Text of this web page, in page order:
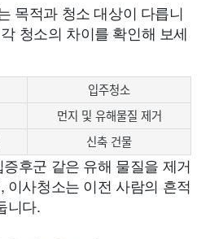
목적과 청소 대상이 다릅니
청소의 차이를 확인해 보세
입주청소
먼지 및 유해물질 제거
신축 건물
후군 같은 유해 물질을 제거
이사청소는 이전 사람의 흔적
니다.